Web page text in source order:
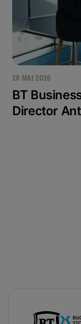
28 MAI 2026
BT
Director